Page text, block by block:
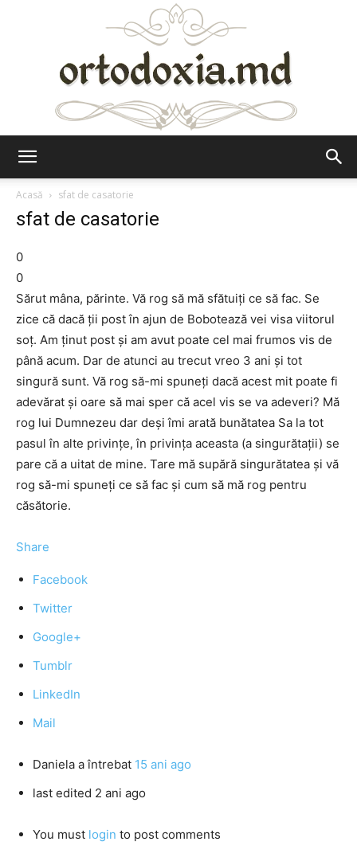
Acasă
sfat de casatorie
sfat de casatorie
0
0
Sărut mâna, părinte. Vă rog să mă sfătuiți ce să fac. Se
zice că dacă ții post în ajun de Bobotează vei visa viitorul
soț. Am ținut post și am avut poate cel mai frumos vis de
până acum. Dar de atunci au trecut vreo 3 ani și tot
singură sunt. Vă rog să-mi spuneți dacă acest mit poate fi
adevărat și oare să mai sper că acel vis se va adeveri? Mă
rog lui Dumnezeu dar deși îmi arată bunătatea Sa la tot
pasul în alte privințe, în privința aceasta (a singurătații) se
pare că a uitat de mine. Tare mă supără singurătatea și vă
rog să-mi spuneți ce să fac și cum să mă rog pentru
căsătorie.
Share
Facebook
Twitter
Google+
Tumblr
LinkedIn
Mail
Daniela a întrebat 15 ani ago
last edited 2 ani ago
You must login to post comments